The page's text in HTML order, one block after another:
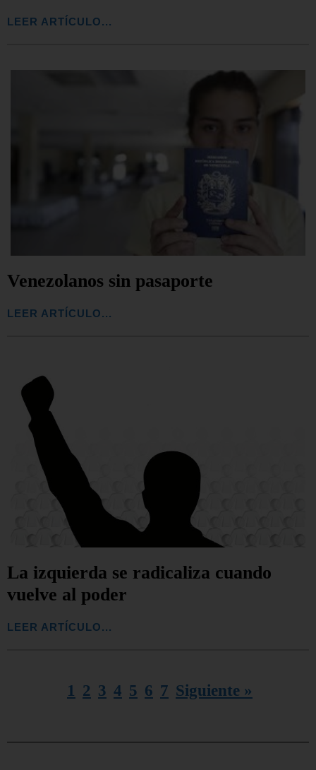
LEER ARTÍCULO...
Venezolanos sin pasaporte
LEER ARTÍCULO...
La izquierda se radicaliza cuando
vuelve al poder
LEER ARTÍCULO...
1 2 3 4 5 6 7 Siguiente »